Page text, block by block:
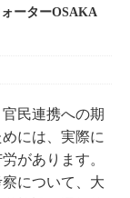
ーターOSAKA
民連携への期
には、実際に
があります。
について、大